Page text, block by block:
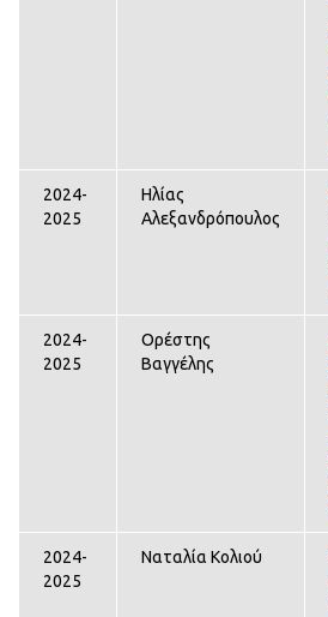
2024-
2025
Ηλίας
Αλεξανδρόπουλος
2024-
2025
Ορέστης
Βαγγέλης
2024-
2025
Ναταλία Κολιού